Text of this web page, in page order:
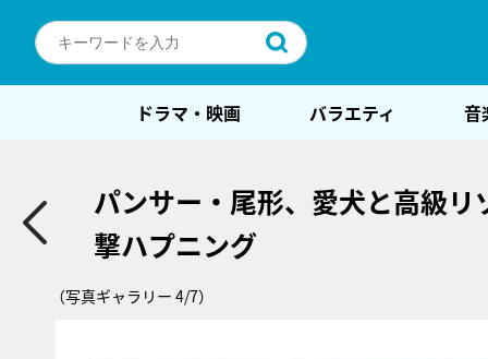
ドラマ・映画 バラエティ 音
パンサー・尾形、愛犬と高級
撃ハプニング
（写真ギャラリー 4/7）